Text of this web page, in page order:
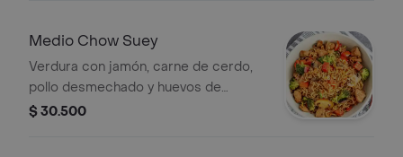
Medio Chow Suey
Verdura con jamón, carne de cerdo,
pollo desmechado y huevos de
codorniz.
$ 30.500